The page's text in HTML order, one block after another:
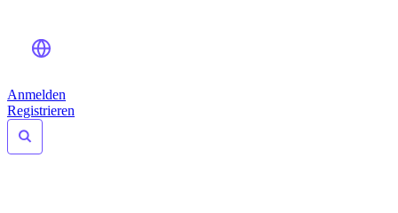
Anmelden
Registrieren